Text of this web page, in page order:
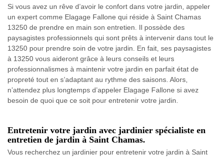
Si vous avez un rêve d’avoir le confort dans votre jardin, appeler
un expert comme Elagage Fallone qui réside à Saint Chamas
13250 de prendre en main son entretien. Il possède des
paysagistes professionnels qui sont prêts à intervenir dans tout le
13250 pour prendre soin de votre jardin. En fait, ses paysagistes
à 13250 vous aideront grâce à leurs conseils et leurs
professionnalismes à maintenir votre jardin en parfait état de
propreté tout en s’adaptant au rythme des saisons. Alors,
n’attendez plus longtemps d’appeler Elagage Fallone si avez
besoin de quoi que ce soit pour entretenir votre jardin.
Entretenir votre jardin avec jardinier spécialiste en
entretien de jardin à Saint Chamas.
Vous recherchez un jardinier pour entretenir votre jardin à Saint